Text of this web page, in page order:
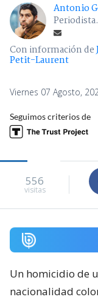
Antonio
Con información de
Petit-Laurent
Viernes 07 Agosto,
Seguimos criterios de
556
visitas
Un homicidio de
nacionalidad